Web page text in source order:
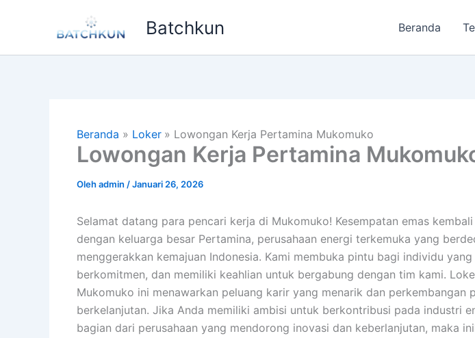
Batchkun Beranda
Beranda Loker Lowongan Kerja Pertamina Mukomuko
Lowongan Kerja Pertamina
Olehadmin /Januari 26, 2026
Selamat datang para pencari kerja di Mukomuko! Kesempatan emas
dengan keluarga besar Pertamina, perusahaan energi terkemuka yang
menggerakkan kemajuan Indonesia. Kami membuka pintu bagi individu
berkomitmen, dan memiliki keahlian untuk bergabung dengan tim kami.
Mukomuko ini menawarkan peluang karir yang menarik dan perkembangan
berkelanjutan. Jika Anda memiliki ambisi untuk berkontribusi pada industri
bagian dari perusahaan yang mendorong inovasi dan keberlanjutan, maka